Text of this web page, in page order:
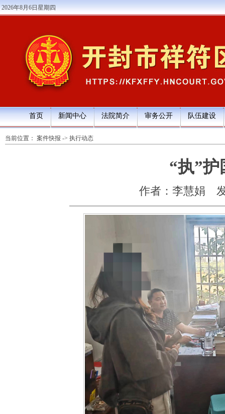
2026年8月6日星期四
首页 新闻中心 法院简介 审务公开 队伍建设
当前位置： 案件快报 -> 执行动态
“执”
作者：李慧娟